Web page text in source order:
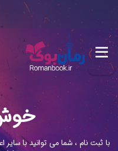
با ثبت نام ، شما می توانید با